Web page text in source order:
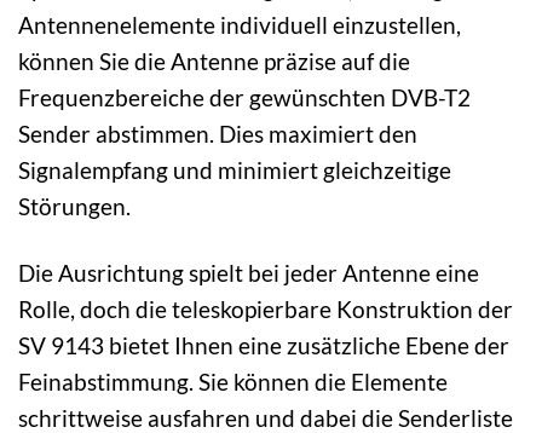
Antennenelemente individuell einzustellen,
können Sie die Antenne präzise auf die
Frequenzbereiche der gewünschten DVB-T2
Sender abstimmen. Dies maximiert den
Signalempfang und minimiert gleichzeitige
Störungen.
Die Ausrichtung spielt bei jeder Antenne eine
Rolle, doch die teleskopierbare Konstruktion der
SV 9143 bietet Ihnen eine zusätzliche Ebene der
Feinabstimmung. Sie können die Elemente
schrittweise ausfahren und dabei die Senderliste